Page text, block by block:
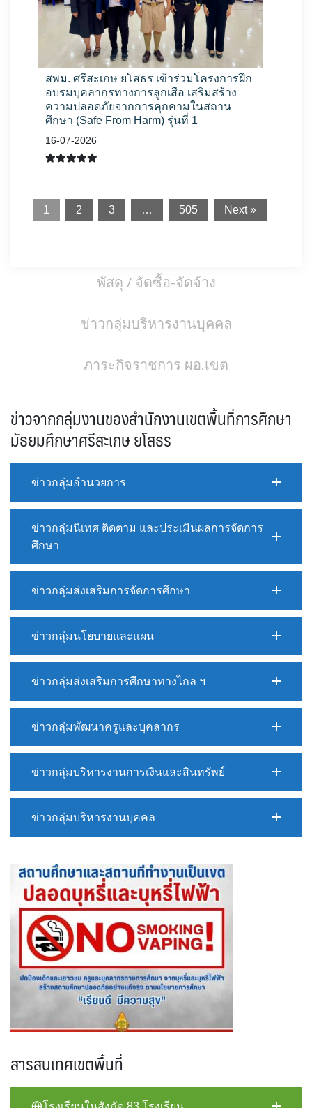
สพม. ศรีสะเกษ ยโสธร เข้าร่วมโครงการฝึก
อบรมบุคลากรทางการลูกเสือ เสริมสร้าง
ความปลอดภัยจากการคุกคามในสถาน
ศึกษา (Safe From Harm) รุ่นที่ 1
16-07-2026
1 2 3 … 505 Next »
พัสดุ / จัดซื้อ-จัดจ้าง
ข่าวกลุ่มบริหารงานบุคคล
ภาระกิจราชการ ผอ.เขต
ข่าวจากกลุ่มงานของสำนักงานเขตพื้นที่การศึกษา
มัธยมศึกษาศรีสะเกษ ยโสธร
ข่าวกลุ่มอำนวยการ
ข่าวกลุ่มนิเทศ ติดตาม และประเมินผลการจัดการ
ศึกษา
ข่าวกลุ่มส่งเสริมการจัดการศึกษา
ข่าวกลุ่มนโยบายและแผน
ข่าวกลุ่มส่งเสริมการศึกษาทางไกล ฯ
ข่าวกลุ่มพัฒนาครูและบุคลากร
ข่าวกลุ่มบริหารงานการเงินและสินทรัพย์
ข่าวกลุ่มบริหารงานบุคคล
สารสนเทศเขตพื้นที่